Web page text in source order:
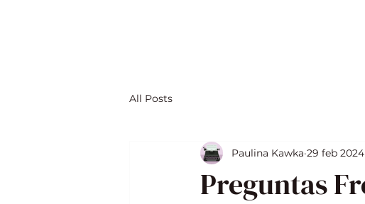
All Posts
Preguntas
Paulina Kawka 29 feb 2024